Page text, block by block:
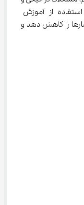
استفاده از آموزش
فشارها را کاهش دهد و